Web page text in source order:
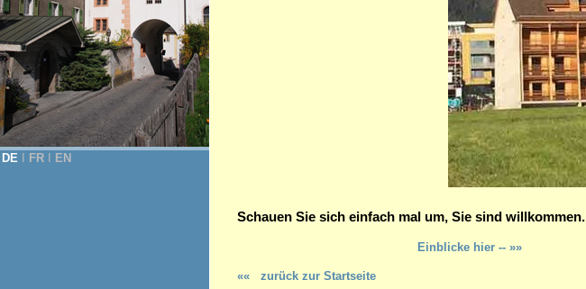
DE FR EN
Schauen Sie sich einfach mal um, Sie sind willkommen.
Einblicke hier -- »»
«« zurück zur Startseite